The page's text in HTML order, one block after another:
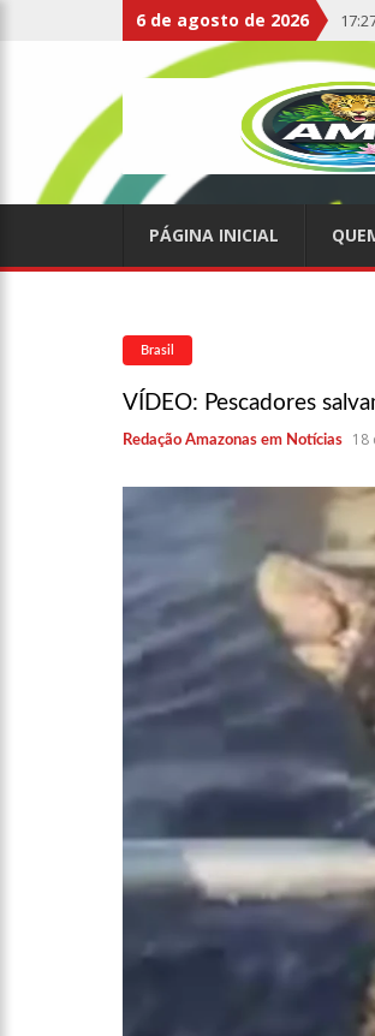
6 de agosto de 2026
18:42
10:55
10:07
PÁGINA INICIAL
Brasil
VÍDEO: Pescadores
Redação Amazonas em Notícias 18